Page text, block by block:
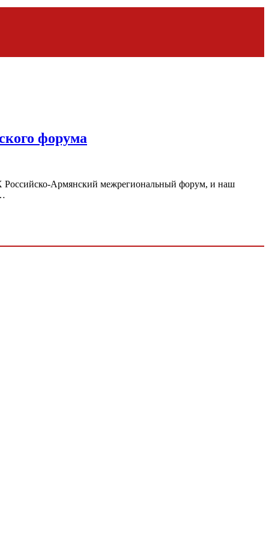
форума
Армянский межрегиональный форум, и наш